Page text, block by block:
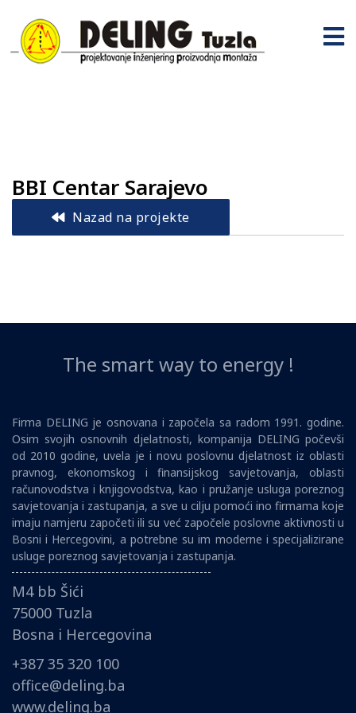
BBI Centar Sarajevo
Nazad na projekte
The smart way to energy !
Firma DELING je osnovana i započela sa radom 1991. godine.
Osim svojih osnovnih djelatnosti, kompanija DELING počevši
od 2010 godine, uvela je i novu poslovnu djelatnost iz oblasti
pravnog, ekonomskog i finansijskog savjetovanja, oblasti
računovodstva i knjigovodstva, kao i pružanje usluga poreznog
savjetovanja i zastupanja, a sve u cilju pomoći ino firmama koje
imaju namjeru započeti ili su već započele poslovne aktivnosti u
Bosni i Hercegovini, a potrebne su im moderne i specijalizirane
usluge poreznog savjetovanja i zastupanja.
M4 bb Šići
75000 Tuzla
Bosna i Hercegovina
+387 35 320 100
office@deling.ba
www.deling.ba